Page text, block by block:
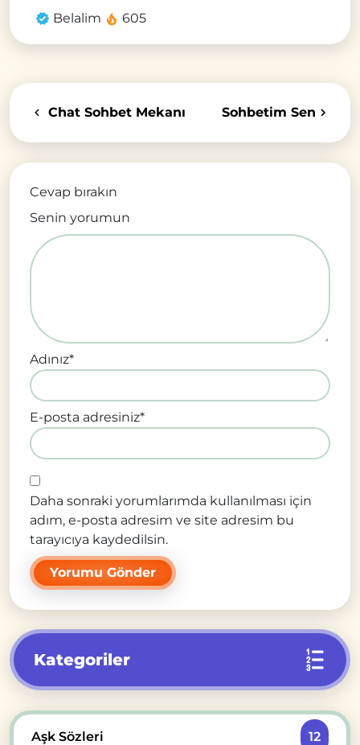
Belalim 605
Chat Sohbet Mekanı Sohbetim Sen
Cevap bırakın
Senin yorumun
Adınız*
E-posta adresiniz*
Daha sonraki yorumlarımda kullanılması için
adım, e-posta adresim ve site adresim bu
tarayıcıya kaydedilsin.
Kategoriler
Aşk Sözleri 12